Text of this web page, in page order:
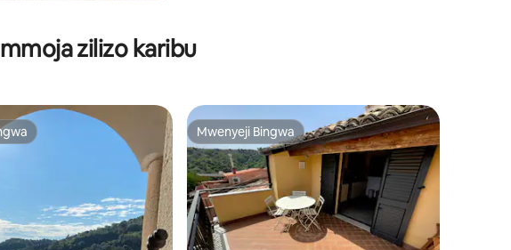
zilizo karibu
Mwenyeji Bingwa
Mwenyeji Bingwa